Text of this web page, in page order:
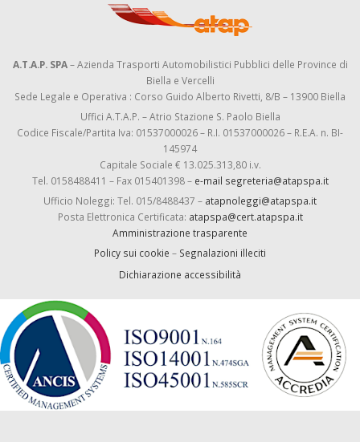
A.T.A.P. SPA– Azienda Trasporti Automobilistici Pubblici delle Province di
Biella e Vercelli
Sede Legale e Operativa : Corso Guido Alberto Rivetti, 8/B – 13900 Biella
Uffici A.T.A.P. – Atrio Stazione S. Paolo Biella
Codice Fiscale/Partita Iva: 01537000026 – R.I. 01537000026 – R.E.A. n. BI-
145974
Capitale Sociale € 13.025.313,80 i.v.
Tel. 0158488411 – Fax 015401398 – e-mail segreteria@atapspa.it
Ufficio Noleggi: Tel. 015/8488437 – atapnoleggi@atapspa.it
Posta Elettronica Certificata: atapspa@cert.atapspa.it
Amministrazione trasparente
Policy sui cookie – Segnalazioni illeciti
Dichiarazione accessibilità